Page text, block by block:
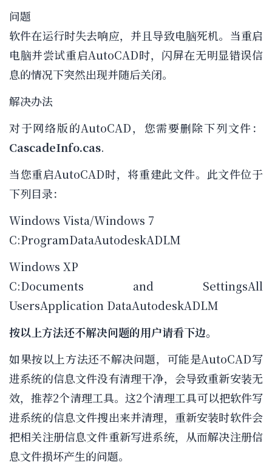
问题
软件在运行时失去响应，并且导致电脑死机。当重启
电脑并尝试重启AutoCAD时，闪屏在无明显错误信
息的情况下突然出现并随后关闭。
解决办法
对于网络版的AutoCAD，您需要删除下列文件：
CascadeInfo.cas.
当您重启AutoCAD时，将重建此文件。此文件位于
下列目录：
Windows Vista/Windows 7
C:ProgramDataAutodeskADLM
Windows XP
C:Documents and SettingsAll
UsersApplication DataAutodeskADLM
按以上方法还不解决问题的用户请看下边。
如果按以上方法还不解决问题，可能是AutoCAD写
进系统的信息文件没有清理干净，会导致重新安装无
效，推荐2个清理工具。这2个清理工具可以把软件写
进系统的信息文件搜出来并清理，重新安装时软件会
把相关注册信息文件重新写进系统，从而解决注册信
息文件损坏产生的问题。